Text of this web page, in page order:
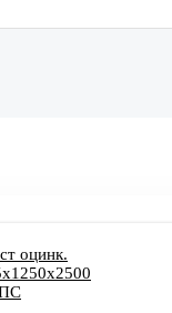
оцинк.